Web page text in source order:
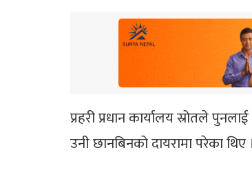
प्रहरी प्रधान कार्यालय स्रोतले
उनी छानबिनको दायरामा परेका थिए ।